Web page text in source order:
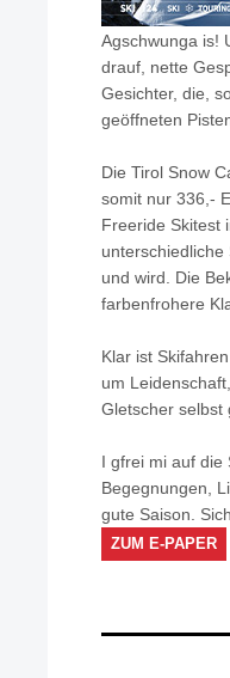
Agschwunga is!
drauf, nette
Gesichter, die,
geöffneten
Die Tirol Snow
somit nur 336,-
Freeride Skitest
und wird. Die
farbenfrohere
Klar ist
um
Gletscher selbst
I gfrei mi auf die
Begegnungen,
gute Saison.
ZUM E-PAPER